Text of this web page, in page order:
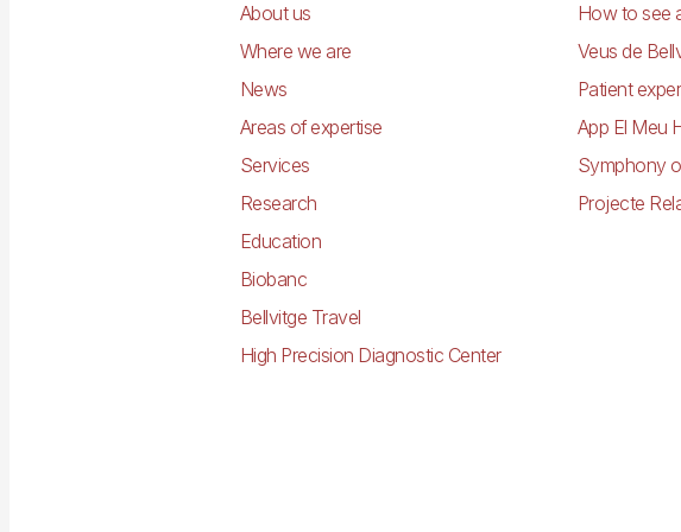
About us
Where we are
News
Areas of expertise
Services
Research
Education
Biobanc
Bellvitge Travel
High Precision Diagnostic Center
How to see
Veus de
Patient
App El Meu
Symphony
Projecte